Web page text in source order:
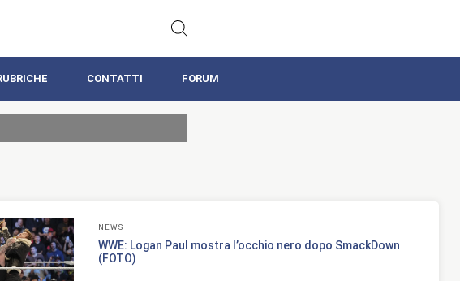
CONTATTI FORUM
NEWS
WWE: Logan Paul mostra l’occhio nero dopo SmackDown
(FOTO)